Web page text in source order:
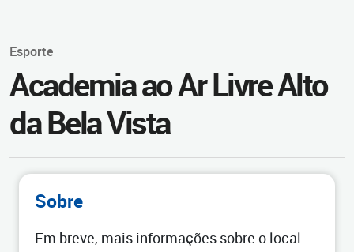
Esporte
Academia ao Ar Livre Alto
da Bela Vista
Sobre
Em breve, mais informações sobre o local.